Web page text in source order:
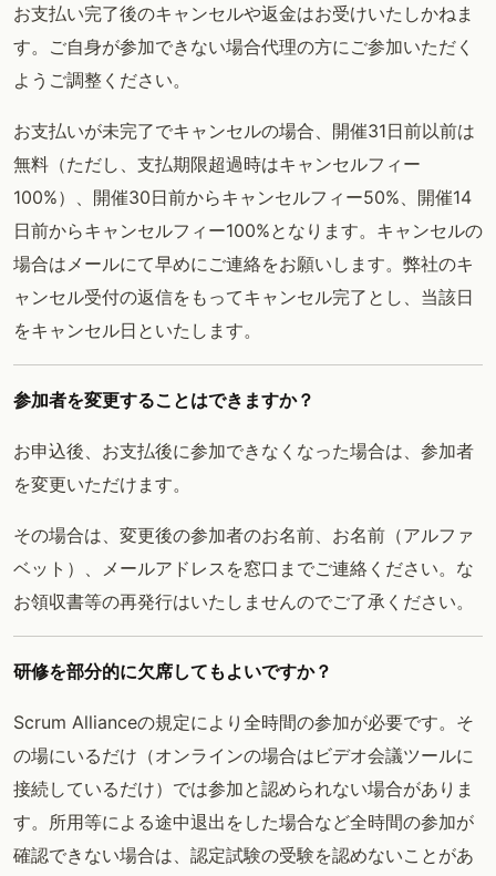
お支払い完了後のキャンセルや返金はお受けいたしかねま
す。ご自身が参加できない場合代理の方にご参加いただく
ようご調整ください。
お支払いが未完了でキャンセルの場合、開催31日前以前は
無料（ただし、支払期限超過時はキャンセルフィー
100%）、開催30日前からキャンセルフィー50%、開催14
日前からキャンセルフィー100%となります。キャンセルの
場合はメールにて早めにご連絡をお願いします。弊社のキ
ャンセル受付の返信をもってキャンセル完了とし、当該日
をキャンセル日といたします。
参加者を変更することはできますか？
お申込後、お支払後に参加できなくなった場合は、参加者
を変更いただけます。
その場合は、変更後の参加者のお名前、お名前（アルファ
ベット）、メールアドレスを窓口までご連絡ください。な
お領収書等の再発行はいたしませんのでご了承ください。
研修を部分的に欠席してもよいですか？
Scrum Allianceの規定により全時間の参加が必要です。そ
の場にいるだけ（オンラインの場合はビデオ会議ツールに
接続しているだけ）では参加と認められない場合がありま
す。所用等による途中退出をした場合など全時間の参加が
確認できない場合は、認定試験の受験を認めないことがあ